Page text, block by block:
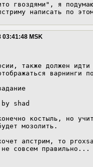
гвоздями", я
написать по
03:41:48 MSK
также должен
варнинги
shad
костыль, но
мозолить.
апстрим, то
совсем правильно...